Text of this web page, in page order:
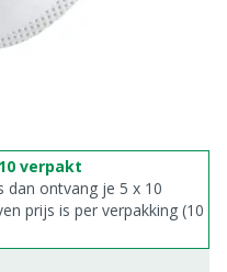
verpakt
dan ontvang je 5 x 10
prijs is per verpakking (10